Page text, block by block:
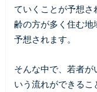
ていくことが予想さ
齢の方が多く住む地
予想されます。
そんな中で、若者が
いう流れができるこ